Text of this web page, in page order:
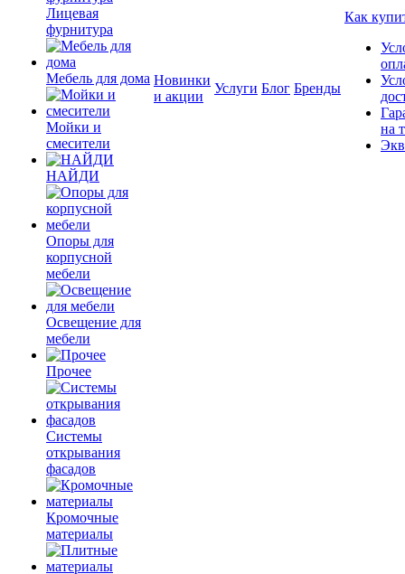
Лицевая
фурнитура
Мебель для дома
Мойки и
смесители
НАЙДИ
Опоры для
корпусной
мебели
Освещение для
мебели
Прочее
Системы
открывания
фасадов
Кромочные
материалы
Новинки
и акции
Услуги Блог Бренды
Как
на